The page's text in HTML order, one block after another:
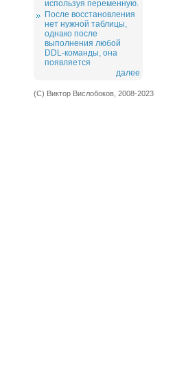
используя переменную.
После восстановления
нет нужной таблицы,
однако после
выполнения любой
DDL-команды, она
появляется
далее
(С) Виктор Вислобоков, 2008-2023